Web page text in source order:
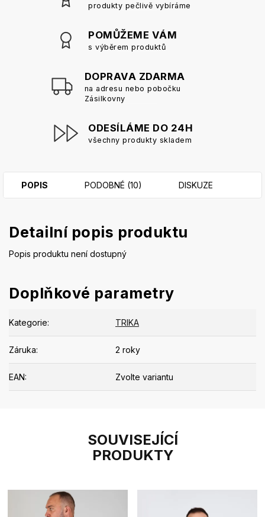
produkty pečlivě vybíráme
POMŮŽEME VÁM
s výběrem produktů
DOPRAVA ZDARMA
na adresu nebo pobočku
Zásilkovny
ODESÍLÁME DO 24H
všechny produkty skladem
SOUVISEJÍCÍ
PRODUKTY
POPIS PODOBNÉ (10) DISKUZE
Detailní popis produktu
Popis produktu není dostupný
Doplňkové parametry
Kategorie: TRIKA
Záruka: 2 roky
EAN: Zvolte variantu